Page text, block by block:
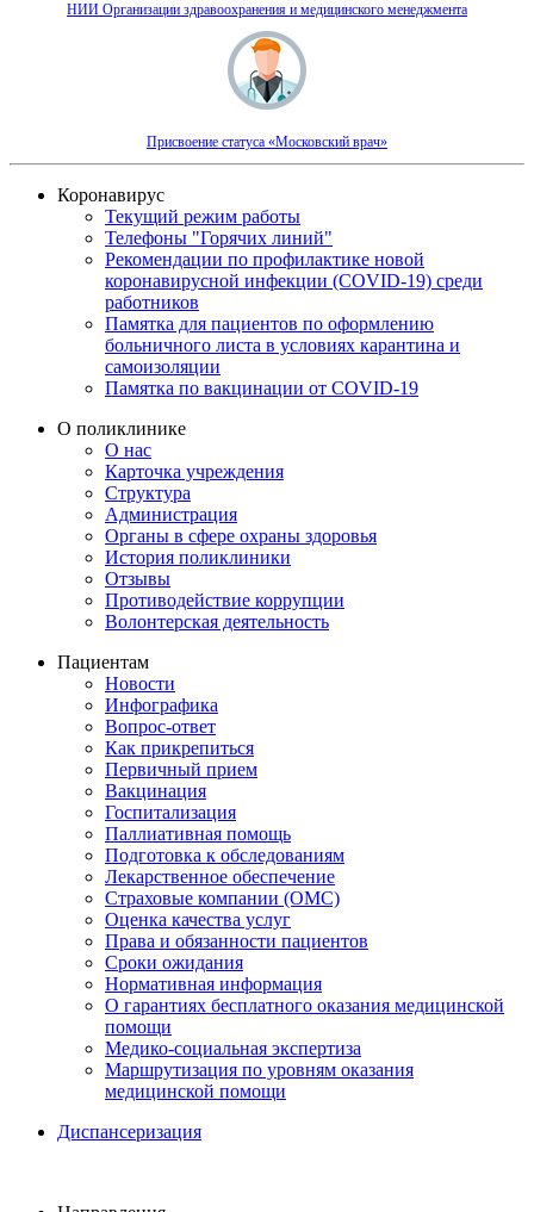
НИИ Организации здравоохранения и медицинского менеджмента
Присвоение статуса «Московский врач»
Коронавирус
Текущий режим работы
Телефоны "Горячих линий"
Рекомендации по профилактике новой
коронавирусной инфекции (COVID-19) среди
работников
Памятка для пациентов по оформлению
больничного листа в условиях карантина и
самоизоляции
Памятка по вакцинации от COVID-19
О поликлинике
О нас
Карточка учреждения
Структура
Администрация
Органы в сфере охраны здоровья
История поликлиники
Отзывы
Противодействие коррупции
Волонтерская деятельность
Пациентам
Новости
Инфографика
Вопрос-ответ
Как прикрепиться
Первичный прием
Вакцинация
Госпитализация
Паллиативная помощь
Подготовка к обследованиям
Лекарственное обеспечение
Страховые компании (ОМС)
Оценка качества услуг
Права и обязанности пациентов
Сроки ожидания
Нормативная информация
О гарантиях бесплатного оказания медицинской
помощи
Медико-социальная экспертиза
Маршрутизация по уровням оказания
медицинской помощи
Диспансеризация